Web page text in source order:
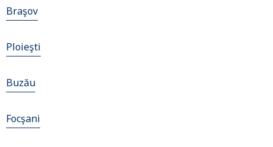
Braşov
Ploieşti
Buzău
Focşani